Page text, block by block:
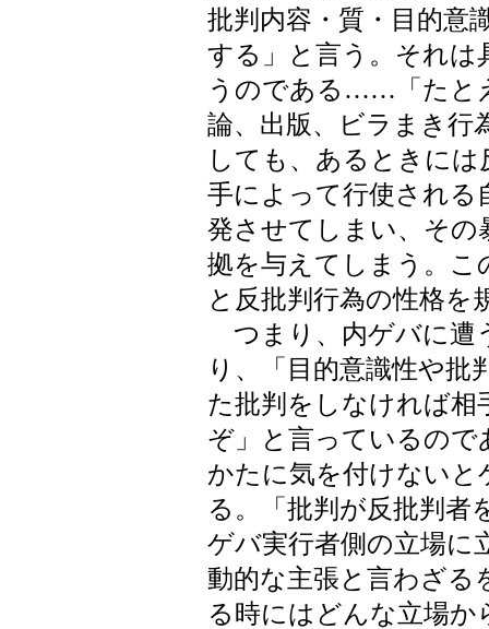
批判内容・質・目的意
する」と言う。それは
うのである……「たと
論、出版、ビラまき行
しても、あるときに
手によって行使される
発させてしまい、その
拠を与えてしまう。こ
と反批判行為の性格を
つまり、内ゲバに遭
り、「目的意識性や
た批判をしなければ
ぞ」と言っているの
かたに気を付けない
る。「批判が反批判者
ゲバ実行者側の立場に
動的な主張と言わざる
る時にはどんな立場